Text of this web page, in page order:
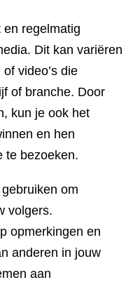
regelmatig
Dit kan variëren
video’s die
of branche. Door
kun je ook het
en hen
te bezoeken.
om
volgers.
opmerkingen en
anderen in jouw
aan